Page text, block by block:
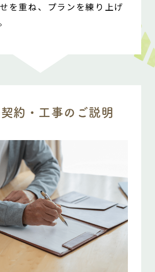
を重ね、
プランを練り上げ
契約・工事のご説明